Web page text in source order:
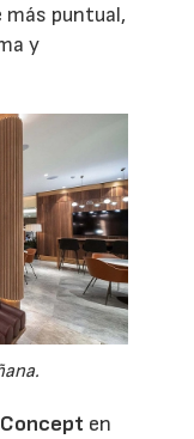
más puntual,
y
en